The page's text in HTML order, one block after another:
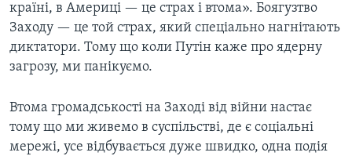
країні, в Америці — це страх і втома». Боягузтво
Заходу — це той страх, який спеціально нагнітають
диктатори. Тому що коли Путін каже про ядерну
загрозу, ми панікуємо.
Втома громадськості на Заході від війни настає
тому що ми живемо в суспільстві, де є соціальні
мережі, усе відбувається дуже швидко, одна подія